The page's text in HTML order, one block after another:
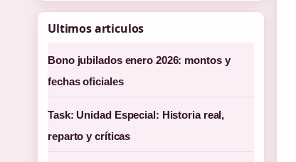
Ultimos articulos
Bono jubilados enero 2026: montos y
fechas oficiales
Task: Unidad Especial: Historia real,
reparto y críticas